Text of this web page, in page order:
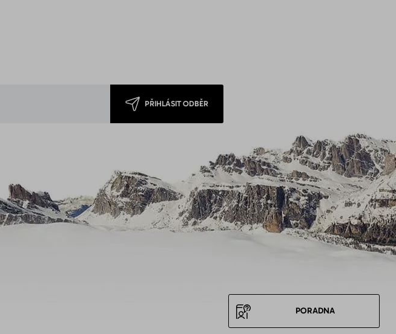
PŘIHLÁSIT ODBĚR
PORADNA